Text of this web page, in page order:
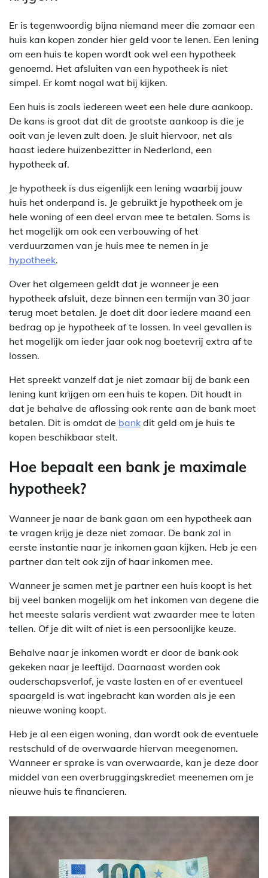
Er is tegenwoordig bijna niemand meer die zomaar een
huis kan kopen zonder hier geld voor te lenen. Een lening
om een huis te kopen wordt ook wel een hypotheek
genoemd. Het afsluiten van een hypotheek is niet
simpel. Er komt nogal wat bij kijken.
Een huis is zoals iedereen weet een hele dure aankoop.
De kans is groot dat dit de grootste aankoop is die je
ooit van je leven zult doen. Je sluit hiervoor, net als
haast iedere huizenbezitter in Nederland, een
hypotheek af.
Je hypotheek is dus eigenlijk een lening waarbij jouw
huis het onderpand is. Je gebruikt je hypotheek om je
hele woning of een deel ervan mee te betalen. Soms is
het mogelijk om ook een verbouwing of het
verduurzamen van je huis mee te nemen in je
hypotheek.
Over het algemeen geldt dat je wanneer je een
hypotheek afsluit, deze binnen een termijn van 30 jaar
terug moet betalen. Je doet dit door iedere maand een
bedrag op je hypotheek af te lossen. In veel gevallen is
het mogelijk om ieder jaar ook nog boetevrij extra af te
lossen.
Het spreekt vanzelf dat je niet zomaar bij de bank een
lening kunt krijgen om een huis te kopen. Dit houdt in
dat je behalve de aflossing ook rente aan de bank moet
betalen. Dit is omdat de bank dit geld om je huis te
kopen beschikbaar stelt.
Hoe bepaalt een bank je maximale
hypotheek?
Wanneer je naar de bank gaan om een hypotheek aan
te vragen krijg je deze niet zomaar. De bank zal in
eerste instantie naar je inkomen gaan kijken. Heb je een
partner dan telt ook zijn of haar inkomen mee.
Wanneer je samen met je partner een huis koopt is het
bij veel banken mogelijk om het inkomen van degene die
het meeste salaris verdient wat zwaarder mee te laten
tellen. Of je dit wilt of niet is een persoonlijke keuze.
Behalve naar je inkomen wordt er door de bank ook
gekeken naar je leeftijd. Daarnaast worden ook
ouderschapsverlof, je vaste lasten en of er eventueel
spaargeld is wat ingebracht kan worden als je een
nieuwe woning koopt.
Heb je al een eigen woning, dan wordt ook de eventuele
restschuld of de overwaarde hiervan meegenomen.
Wanneer er sprake is van overwaarde, kan je deze door
middel van een overbruggingskrediet meenemen om je
nieuwe huis te financieren.